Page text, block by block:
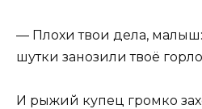
— Плохи твои дела,
шутки занозили твоё
И рыжий купец громко